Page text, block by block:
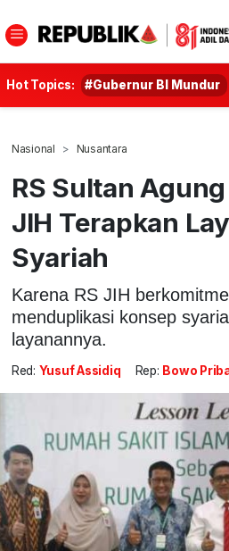
Hot Topics: #Gubernur BI Mundur
Nasional Nusantara
RS Sultan
JIH Terapkan
Syariah
Karena RS JIH
menduplikasi konsep
layanannya.
Red: Yusuf Assidiq Rep: Bowo